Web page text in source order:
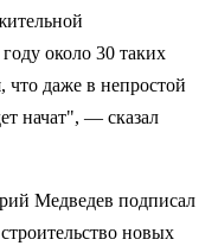
около 30 таких
что даже в непростой
начат", — сказал
Медведев подписал
новых